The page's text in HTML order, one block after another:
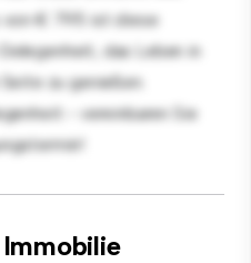
von € 795 ist diese
das Leben in
zu genießen.
- vereinbaren Sie